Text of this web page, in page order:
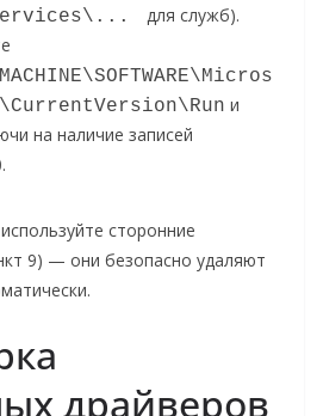
для служб).
и
на наличие записей
сторонние
9) — они безопасно удаляют
драйверов